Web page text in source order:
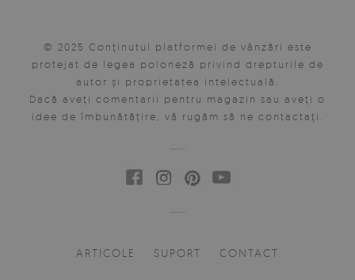
© 2025 Conținutul platformei de vânzări este
protejat de legea poloneză privind drepturile de
autor și proprietatea intelectuală.
Dacă aveți comentarii pentru magazin sau aveți o
idee de îmbunătățire, vă rugăm să ne contactați.
ARTICOLE SUPORT CONTACT